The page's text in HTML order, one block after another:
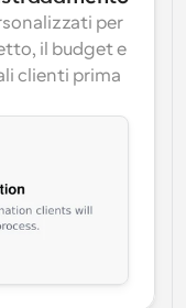
qualcosa per
il budget e
clienti prima